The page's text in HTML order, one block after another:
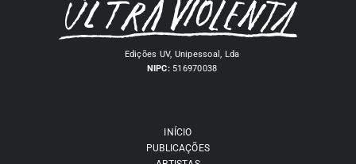
Edições UV, Unipessoal, Lda
NIPC:516970038
INÍCIO
PUBLICAÇÕES